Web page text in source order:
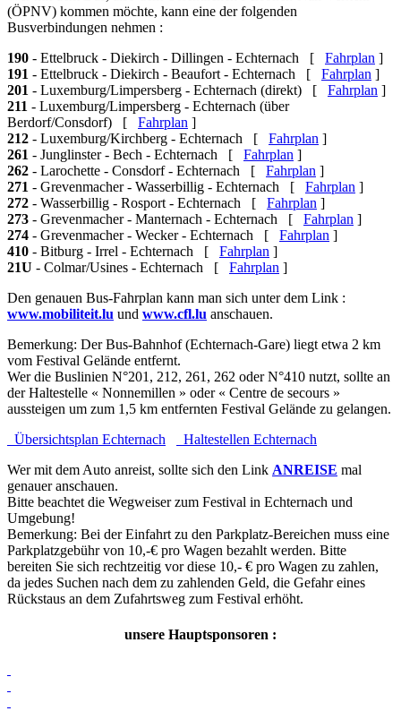
(ÖPNV) kommen möchte, kann eine der folgenden
Busverbindungen nehmen :
190 - Ettelbruck - Diekirch - Dillingen - Echternach [ Fahrplan ]
191 - Ettelbruck - Diekirch - Beaufort - Echternach [ Fahrplan ]
201 - Luxemburg/Limpersberg - Echternach (direkt) [ Fahrplan ]
211 - Luxemburg/Limpersberg - Echternach (über
Berdorf/Consdorf) [
Fahrplan ]
212 - Luxemburg/Kirchberg - Echternach [ Fahrplan ]
261 - Junglinster - Bech - Echternach [ Fahrplan ]
262 - Larochette - Consdorf - Echternach [ Fahrplan ]
271 - Grevenmacher - Wasserbillig - Echternach [ Fahrplan ]
272 - Wasserbillig - Rosport - Echternach [ Fahrplan ]
273 - Grevenmacher - Manternach - Echternach [ Fahrplan ]
274 - Grevenmacher - Wecker - Echternach [ Fahrplan ]
410 - Bitburg - Irrel - Echternach [ Fahrplan ]
21U - Colmar/Usines - Echternach [ Fahrplan ]
Den genauen Bus-Fahrplan kann man sich unter dem Link :
www.mobiliteit.lu und www.cfl.lu anschauen.
Bemerkung: Der Bus-Bahnhof (Echternach-Gare) liegt etwa 2 km
vom Festival Gelände entfernt.
Wer die Buslinien N°201, 212, 261, 262 oder N°410 nutzt, sollte an
der Haltestelle « Nonnemillen » oder « Centre de secours »
aussteigen um zum 1,5 km entfernten Festival Gelände zu gelangen.
Übersichtsplan Echternach
Haltestellen Echternach
Wer mit dem Auto anreist, sollte sich den Link ANREISE mal
genauer anschauen.
Bitte beachtet die Wegweiser zum Festival in Echternach und
Umgebung!
Bemerkung: Bei der Einfahrt zu den Parkplatz-Bereichen muss eine
Parkplatzgebühr von 10,-€ pro Wagen bezahlt werden. Bitte
bereiten Sie sich rechtzeitig vor diese 10,- € pro Wagen zu zahlen,
da jedes Suchen nach dem zu zahlenden Geld, die Gefahr eines
Rückstaus an dem Zufahrtsweg zum Festival erhöht.
unsere Hauptsponsoren :